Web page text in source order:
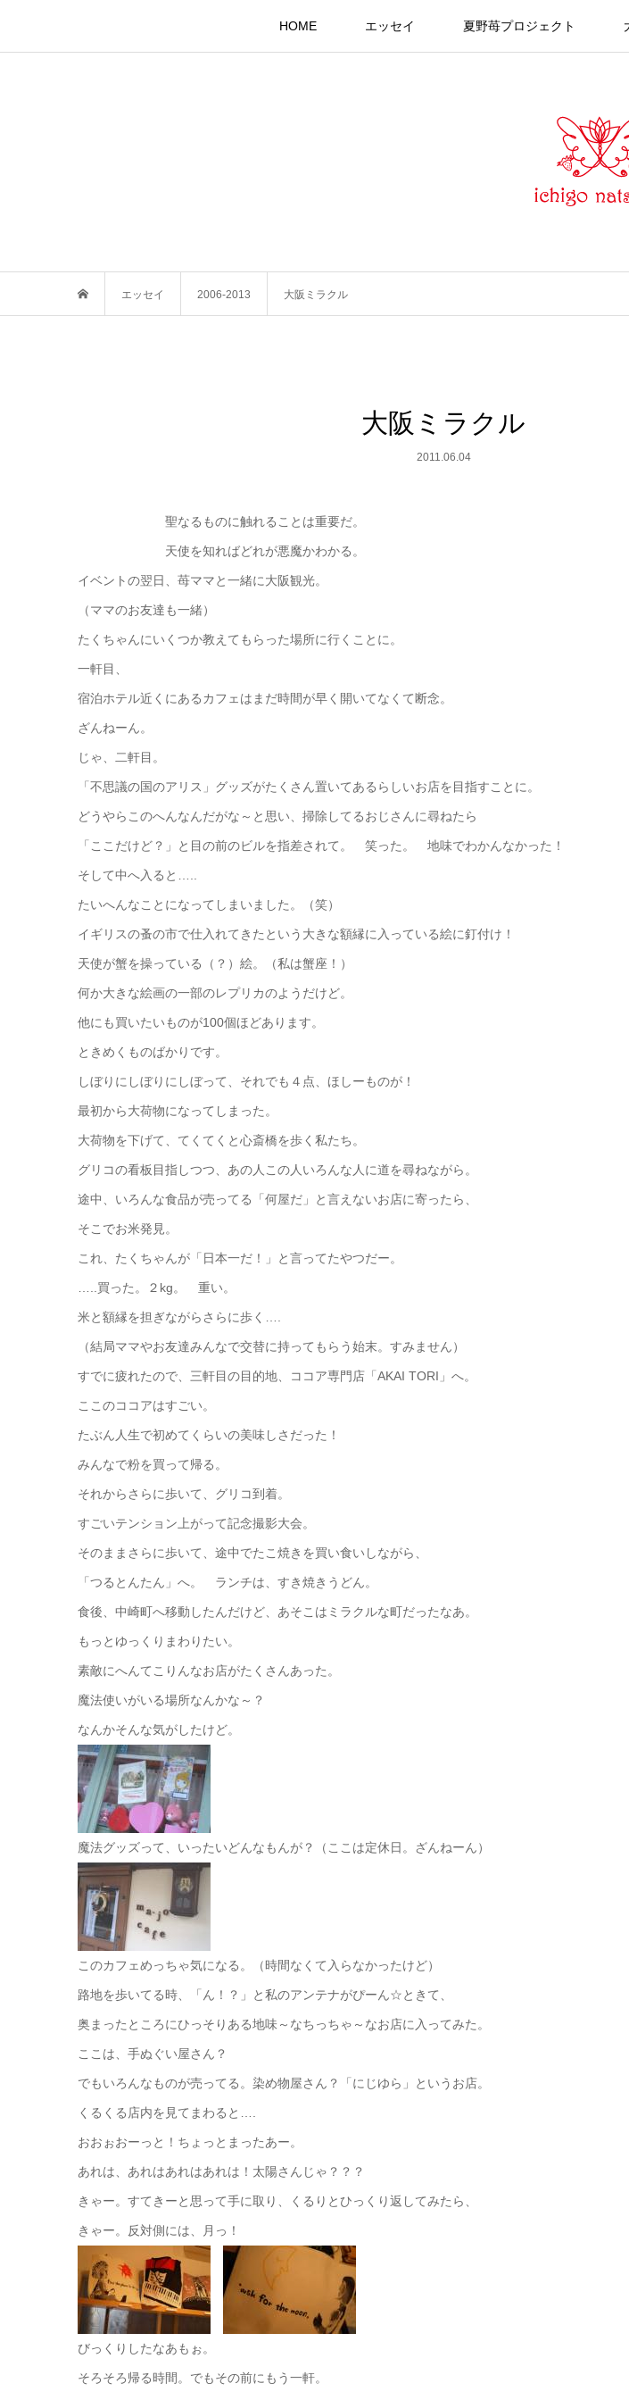
HOME エッセイ 夏野苺プロジェクト
エッセイ 2006-2013 大阪ミラクル
大阪ミラクル
2011.06.04
聖なるものに触れることは重要だ。
天使を知ればどれが悪魔かわかる。
イベントの翌日、苺ママと一緒に大阪観光。
（ママのお友達も一緒）
たくちゃんにいくつか教えてもらった場所に行くことに。
一軒目、
宿泊ホテル近くにあるカフェはまだ時間が早く開いてなくて断念。
ざんねーん。
じゃ、二軒目。
「不思議の国のアリス」グッズがたくさん置いてあるらしいお店を目指すことに。
どうやらこのへんなんだがな～と思い、掃除してるおじさんに尋ねたら
「ここだけど？」と目の前のビルを指差されて。 笑った。 地味でわかんなかった！
そして中へ入ると…..
たいへんなことになってしまいました。（笑）
イギリスの蚤の市で仕入れてきたという大きな額縁に入っている絵に釘付け！
天使が蟹を操っている（？）絵。（私は蟹座！）
何か大きな絵画の一部のレプリカのようだけど。
他にも買いたいものが100個ほどあります。
ときめくものばかりです。
しぼりにしぼりにしぼって、それでも４点、ほしーものが！
最初から大荷物になってしまった。
大荷物を下げて、てくてくと心斎橋を歩く私たち。
グリコの看板目指しつつ、あの人この人いろんな人に道を尋ねながら。
途中、いろんな食品が売ってる「何屋だ」と言えないお店に寄ったら、
そこでお米発見。
これ、たくちゃんが「日本一だ！」と言ってたやつだー。
…..買った。２kg。 重い。
米と額縁を担ぎながらさらに歩く….
（結局ママやお友達みんなで交替に持ってもらう始末。すみません）
すでに疲れたので、三軒目の目的地、ココア専門店「AKAI TORI」へ。
ここのココアはすごい。
たぶん人生で初めてくらいの美味しさだった！
みんなで粉を買って帰る。
それからさらに歩いて、グリコ到着。
すごいテンション上がって記念撮影大会。
そのままさらに歩いて、途中でたこ焼きを買い食いしながら、
「つるとんたん」へ。 ランチは、すき焼きうどん。
食後、中崎町へ移動したんだけど、あそこはミラクルな町だったなあ。
もっとゆっくりまわりたい。
素敵にへんてこりんなお店がたくさんあった。
魔法使いがいる場所なんかな～？
なんかそんな気がしたけど。
魔法グッズって、いったいどんなもんが？（ここは定休日。ざんねーん）
このカフェめっちゃ気になる。（時間なくて入らなかったけど）
路地を歩いてる時、「ん！？」と私のアンテナがぴーん☆ときて、
奥まったところにひっそりある地味～なちっちゃ～なお店に入ってみた。
ここは、手ぬぐい屋さん？
でもいろんなものが売ってる。染め物屋さん？「にじゆら」というお店。
くるくる店内を見てまわると….
おおぉおーっと！ちょっとまったあー。
あれは、あれはあれはあれは！太陽さんじゃ？？？
きゃー。すてきーと思って手に取り、くるりとひっくり返してみたら、
きゃー。反対側には、月っ！
びっくりしたなあもぉ。
そろそろ帰る時間。でもその前にもう一軒。